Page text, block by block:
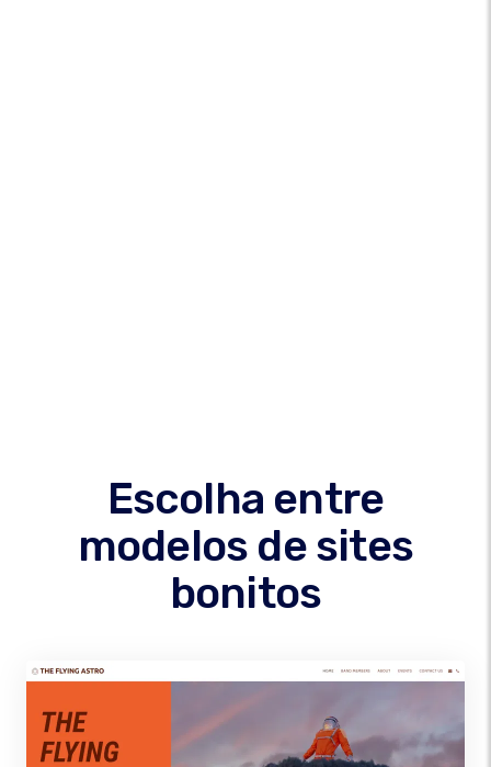
Escolha entre
modelos de sites
bonitos